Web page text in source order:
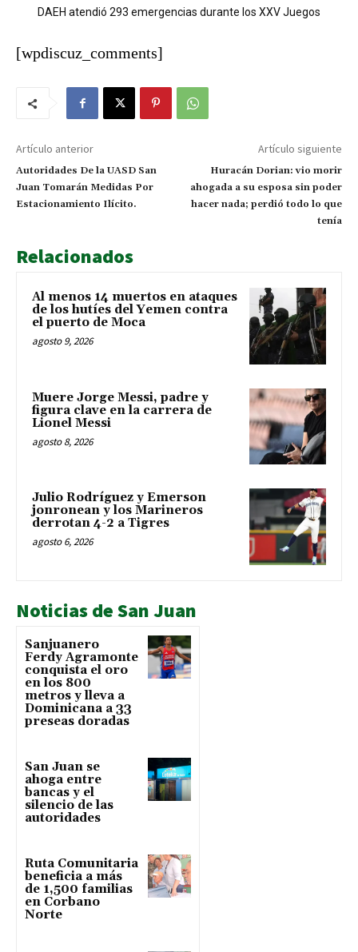
DAEH atendió 293 emergencias durante los XXV Juegos
[wpdiscuz_comments]
Artículo anterior
Autoridades De la UASD San
Juan Tomarán Medidas Por
Estacionamiento Ilícito.
Artículo siguiente
Huracán Dorian: vio morir
ahogada a su esposa sin poder
hacer nada; perdió todo lo que
tenía
Relacionados
Al menos 14 muertos en ataques
de los hutíes del Yemen contra
el puerto de Moca
agosto 9, 2026
Muere Jorge Messi, padre y
figura clave en la carrera de
Lionel Messi
agosto 8, 2026
Julio Rodríguez y Emerson
jonronean y los Marineros
derrotan 4-2 a Tigres
agosto 6, 2026
Noticias de San Juan
Sanjuanero
Ferdy Agramonte
conquista el oro
en los 800
metros y lleva a
Dominicana a 33
preseas doradas
San Juan se
ahoga entre
bancas y el
silencio de las
autoridades
Ruta Comunitaria
beneficia a más
de 1,500 familias
en Corbano
Norte